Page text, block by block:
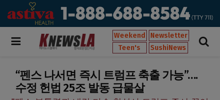
Weekend
Newsletter
Teen's
SushiNews
“펜스 나서면 즉시 트럼프 축출 가능”….
수정 헌법 25조 발동 급물살